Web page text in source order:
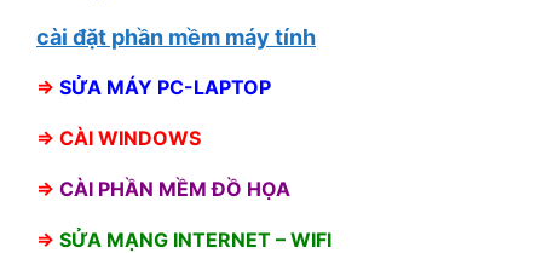
cài đặt phần mềm máy tính
⇒ SỬA MÁY PC-LAPTOP
⇒ CÀI WINDOWS
⇒ CÀI PHẦN MỀM ĐỒ HỌA
⇒ SỬA MẠNG INTERNET – WIFI